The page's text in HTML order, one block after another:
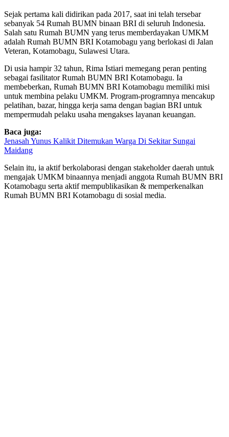
Sejak pertama kali didirikan pada 2017, saat ini telah tersebar
sebanyak 54 Rumah BUMN binaan BRI di seluruh Indonesia.
Salah satu Rumah BUMN yang terus memberdayakan UMKM
adalah Rumah BUMN BRI Kotamobagu yang berlokasi di Jalan
Veteran, Kotamobagu, Sulawesi Utara.
Di usia hampir 32 tahun, Rima Istiari memegang peran penting
sebagai fasilitator Rumah BUMN BRI Kotamobagu. Ia
membeberkan, Rumah BUMN BRI Kotamobagu memiliki misi
untuk membina pelaku UMKM. Program-programnya mencakup
pelatihan, bazar, hingga kerja sama dengan bagian BRI untuk
mempermudah pelaku usaha mengakses layanan keuangan.
Baca juga:
Jenasah Yunus Kalikit Ditemukan Warga Di Sekitar Sungai
Maidang
Selain itu, ia aktif berkolaborasi dengan stakeholder daerah untuk
mengajak UMKM binaannya menjadi anggota Rumah BUMN BRI
Kotamobagu serta aktif mempublikasikan & memperkenalkan
Rumah BUMN BRI Kotamobagu di sosial media.